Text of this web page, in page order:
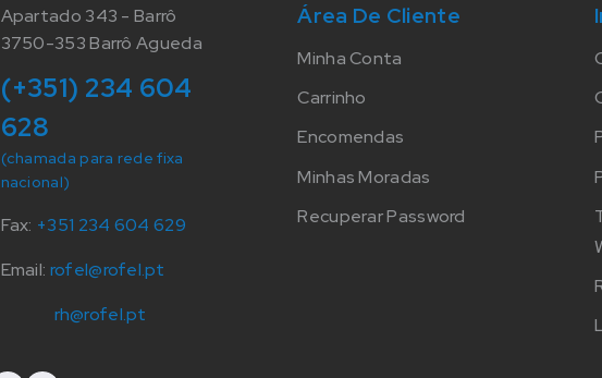
Apartado 343 - Barrô
3750-353 Barrô Agueda
(+351) 234 604
628
(chamada para rede fixa
nacional)
Fax: +351 234 604 629
Email: rofel@rofel.pt
rh@rofel.pt
Área De Cliente
Minha Conta
Carrinho
Encomendas
Minhas Moradas
Recuperar Password